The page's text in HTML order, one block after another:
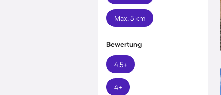
Max. 5 km
Bewertung
4,5+
4+